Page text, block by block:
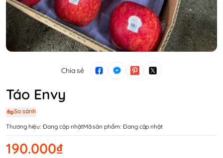
Chia sẻ
Táo Envy
So sánh
Thương hiệu: Đang cập nhậtMã sản phẩm: Đang cập nhật
190.000₫